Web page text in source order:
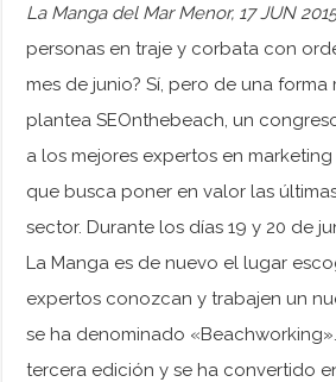
La Manga del Mar Menor, 17 JUN
personas en traje y corbata con
mes de junio? Sí, pero de una forma
plantea SEOnthebeach, un
a los mejores expertos en
que busca poner en valor las
sector. Durante los días 19 y 20 de
La Manga es de nuevo el lugar
expertos conozcan y trabajen un
se ha denominado
tercera edición y se ha convertido